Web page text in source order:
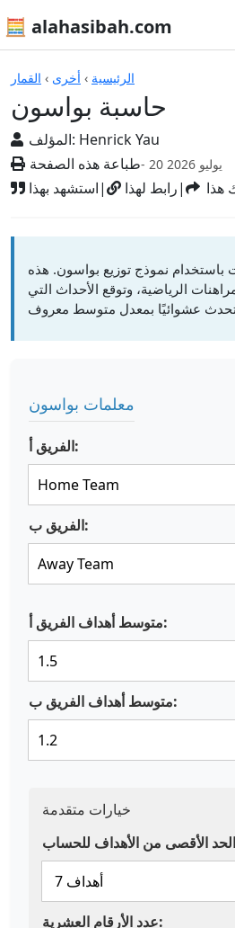
🧮 alahasibah.com
الرئيسية › أخرى › القمار
حاسبة بواسون
المؤلف: Henrick Yau
طباعة هذه الصفحة
- 20 يوليو 2026
استشهد بهذا| رابط لهذا| هذا
الآلات الحاسبة
باستخدام نموذج توزيع بواسون. هذه
الرياضية، وتوقع الأحداث التي
معلمات بواسون
الفريق أ:
الفريق ب:
متوسط أهداف الفريق أ:
متوسط أهداف الفريق ب:
خيارات متقدمة
عدد الأرقام العشرية: